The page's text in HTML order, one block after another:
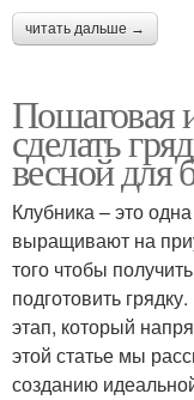
читать дальше →
Пошаговая
сделать
весной для
Клубника – это
выращивают на
того чтобы
подготовить
этап, который
этой статье мы
созданию